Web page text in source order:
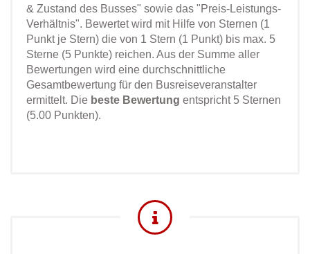
& Zustand des Busses" sowie das "Preis-Leistungs-
Verhältnis". Bewertet wird mit Hilfe von Sternen (1
Punkt je Stern) die von 1 Stern (1 Punkt) bis max. 5
Sterne (5 Punkte) reichen. Aus der Summe aller
Bewertungen wird eine durchschnittliche
Gesamtbewertung für den Busreiseveranstalter
ermittelt. Die beste Bewertung entspricht 5 Sternen
(5.00 Punkten).